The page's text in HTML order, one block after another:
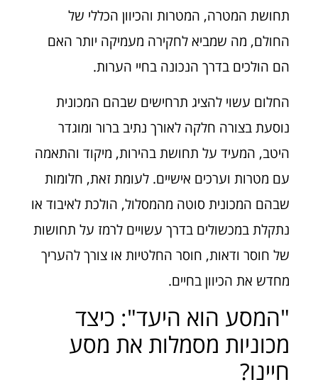
תחושת המטרה, המטרות והכיוון הכללי של
החולם, מה שמביא לחקירה מעמיקה יותר האם
הם הולכים בדרך הנכונה בחיי הערות.
החלום עשוי להציג תרחישים שבהם המכונית
נוסעת בצורה חלקה לאורך נתיב ברור ומוגדר
היטב, המעיד על תחושת בהירות, מיקוד והתאמה
עם מטרות וערכים אישיים. לעומת זאת, חלומות
שבהם המכונית סוטה מהמסלול, הולכת לאיבוד או
נתקלת במכשולים בדרך עשויים לרמז על תחושות
של חוסר ודאות, חוסר החלטיות או צורך להעריך
מחדש את הכיוון בחיים.
"המסע הוא היעד": כיצד
מכוניות מסמלות את מסע
חיינו?